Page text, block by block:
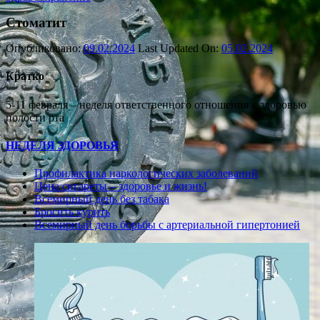
Стоматит
Опубликовано:09.02.2024 Last Updated On:05.02.2024
Кратко
5-11 февраля – неделя ответственного отношения к здоровью
полости рта
НЕДЕЛЯ ЗДОРОВЬЯ
Профилактика наркологических заболеваний
Цена сигареты – здоровье и жизнь!
Всемирный день без табака
Бросить курить
Всемирный день борьбы с артериальной гипертонией